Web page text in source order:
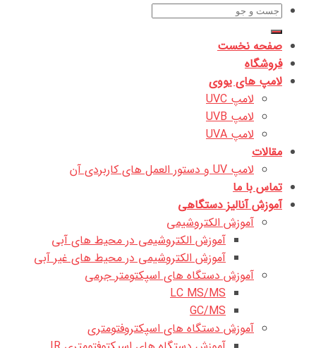
جستجو
برای:
صفحه نخست
فروشگاه
لامپ های یووی
لامپ UVC
لامپ UVB
لامپ UVA
مقالات
لامپ UV و دستور العمل های کاربردی آن
تماس با ما
آموزش آنالیز دستگاهی
آموزش الکتروشیمی
آموزش الکتروشیمی در محیط های آبی
آموزش الکتروشیمی در محیط های غیر آبی
آموزش دستگاه های اسپکتومتر جرمی
LC MS/MS
GC/MS
آموزش دستگاه های اسپکتروفتومتری